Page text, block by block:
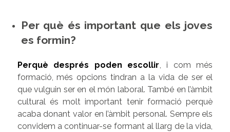
Per què és important que els joves
es formin?
Perquè després poden escollir, i com més
formació, més opcions tindran a la vida de ser el
que vulguin ser en el món laboral. També en l’àmbit
cultural és molt important tenir formació perquè
acaba donant valor en l’àmbit personal. Sempre els
convidem a continuar-se formant al llarg de la vida,